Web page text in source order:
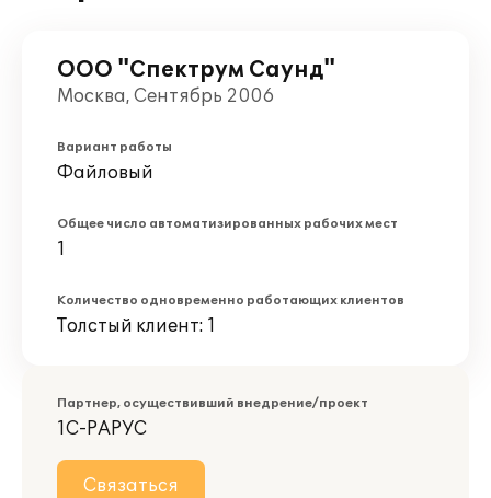
ООО "Спектрум Саунд"
Москва, Сентябрь 2006
Вариант работы
Файловый
Общее число автоматизированных рабочих мест
1
Количество одновременно работающих клиентов
Толстый клиент: 1
Партнер, осуществивший внедрение/проект
1С-РАРУС
Связаться